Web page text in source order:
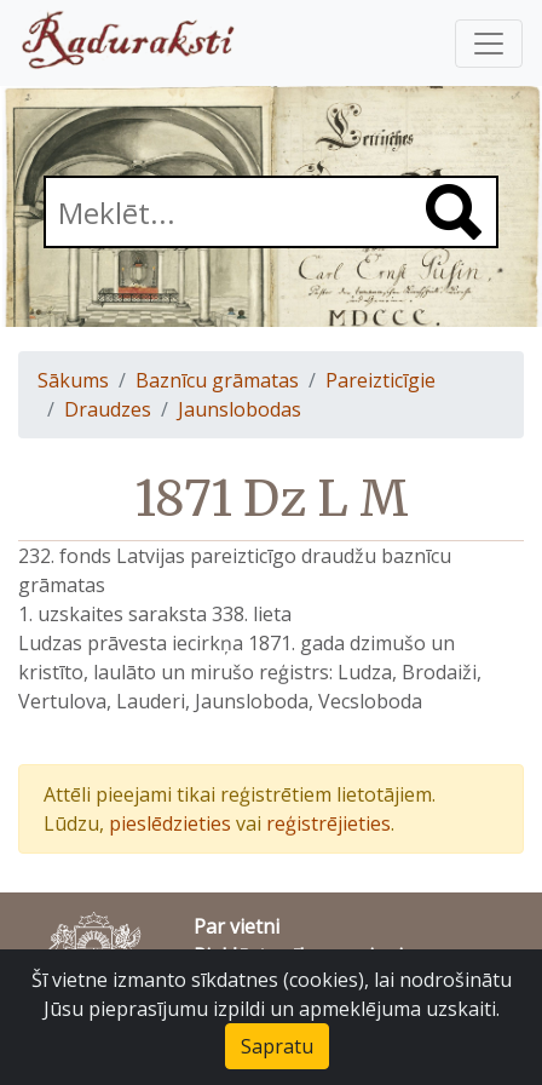
Sākums Baznīcu grāmatas
Pareizticīgie
Draudzes
Jaunslobodas
1871 Dz L M
232. fonds Latvijas pareizticīgo draudžu baznīcu
grāmatas
1. uzskaites saraksta 338. lieta
Ludzas prāvesta iecirkņa 1871. gada dzimušo un
kristīto, laulāto un mirušo reģistrs: Ludza, Brodaiži,
Vertulova, Lauderi, Jaunsloboda, Vecsloboda
Attēli pieejami tikai reģistrētiem lietotājiem.
Lūdzu, pieslēdzieties vai reģistrējieties.
Par vietni
Piekļūstamības paziņojums
© Latvijas Valsts vēstures arhīvs 2007-2026
Slokas iela 16, Rīga, LV – 1048
raduraksti@arhivi.gov.lv
Šī vietne izmanto sīkdatnes (cookies), lai nodrošinātu
Jūsu pieprasījumu izpildi un apmeklējuma uzskaiti.
Sapratu